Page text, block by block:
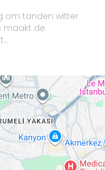
om tanden witter
maakt de